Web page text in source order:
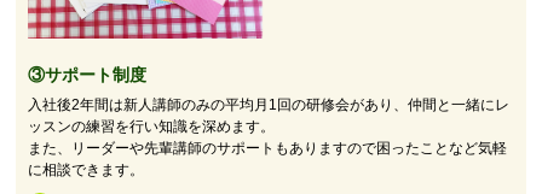
③サポート制度
入社後2年間は新人講師のみの平均月1回の研修会があり、仲間と一緒にレ
ッスンの練習を行い知識を深めます。
また、リーダーや先輩講師のサポートもありますので困ったことなど気軽
に相談できます。